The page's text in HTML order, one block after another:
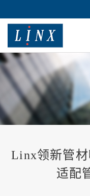
Linx领新管
适配